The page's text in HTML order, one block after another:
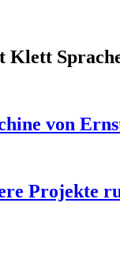
Klett
von
Projekte